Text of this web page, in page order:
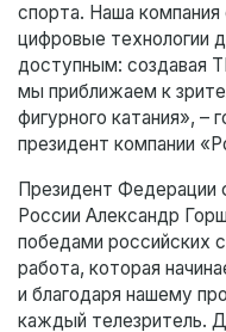
спорта. Наша
цифровые технологии
доступным: создавая
мы приближаем к
фигурного катания», –
президент компании
Президент Федерации
России Александр
победами российских
работа, которая
и благодаря нашему
каждый телезритель.